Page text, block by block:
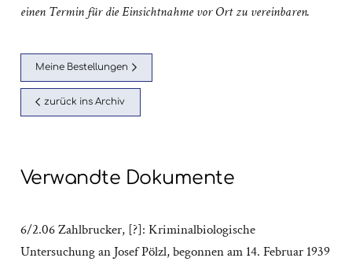
einen Termin für die Einsichtnahme vor Ort zu vereinbaren.
Meine Bestellungen
zurück ins Archiv
Verwandte Dokumente
6/2.06 Zahlbrucker, [?]: Kriminalbiologische
Untersuchung an Josef Pölzl, begonnen am 14. Februar 1939